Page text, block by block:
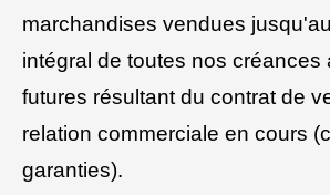
marchandises vendues
intégral de toutes nos créances
futures résultant du contrat de
relation commerciale en cours
garanties).